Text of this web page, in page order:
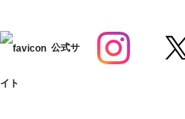
公式サ
イト